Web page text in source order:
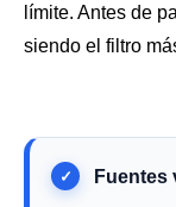
límite. Antes de
siendo el filtro